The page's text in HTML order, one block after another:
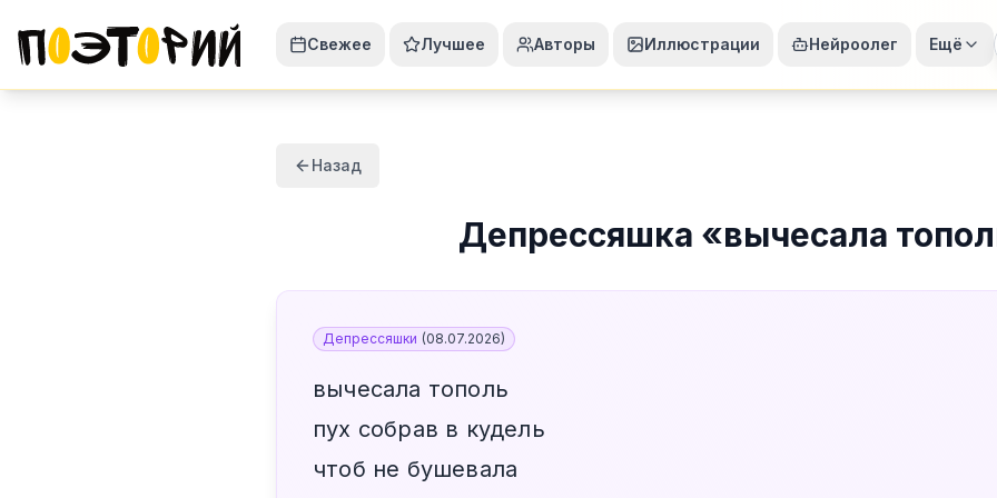
Свежее Лучшее Авторы Иллюстрации Нейроолег Ещё
Назад
Депрессяшка «вычесала
Депрессяшки (08.07.2026)
вычесала тополь
пух собрав в кудель
чтоб не бушевала